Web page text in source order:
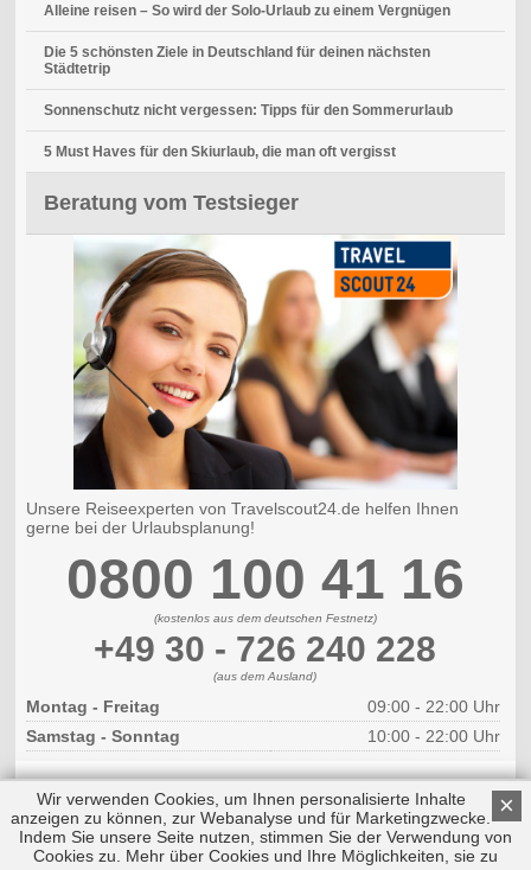
Alleine reisen – So wird der Solo-Urlaub zu einem Vergnügen
Die 5 schönsten Ziele in Deutschland für deinen nächsten
Städtetrip
Sonnenschutz nicht vergessen: Tipps für den Sommerurlaub
5 Must Haves für den Skiurlaub, die man oft vergisst
Beratung vom Testsieger
Unsere Reiseexperten von Travelscout24.de helfen Ihnen
gerne bei der Urlaubsplanung!
0800 100 41 16
(kostenlos aus dem deutschen Festnetz)
+49 30 - 726 240 228
(aus dem Ausland)
Montag - Freitag
09:00 - 22:00 Uhr
Samstag - Sonntag
10:00 - 22:00 Uhr
Copyright © 2026 by Triplemind GmbH
Nach oben
×
Wir verwenden Cookies, um Ihnen personalisierte Inhalte
anzeigen zu können, zur Webanalyse und für Marketingzwecke.
Indem Sie unsere Seite nutzen, stimmen Sie der Verwendung von
Cookies zu. Mehr über Cookies und Ihre Möglichkeiten, sie zu